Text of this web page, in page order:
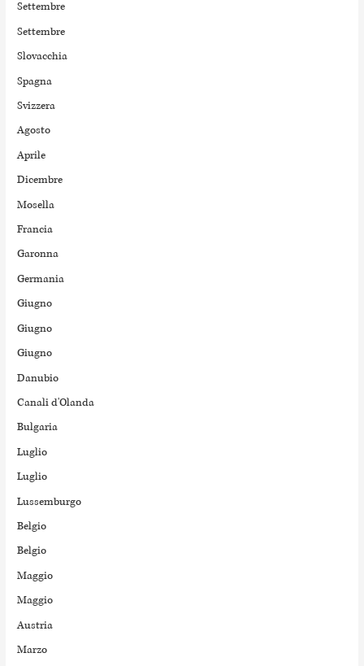
Settembre
Settembre
Slovacchia
Spagna
Svizzera
Agosto
Aprile
Dicembre
Mosella
Francia
Garonna
Germania
Giugno
Giugno
Giugno
Danubio
Canali d'Olanda
Bulgaria
Luglio
Luglio
Lussemburgo
Belgio
Belgio
Maggio
Maggio
Austria
Marzo